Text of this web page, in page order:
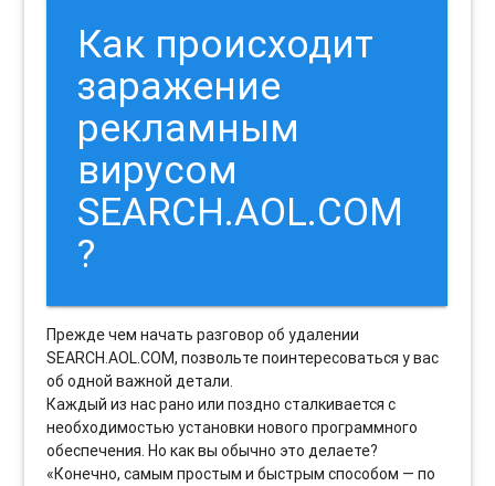
Как происходит
заражение
рекламным
вирусом
SEARCH.AOL.COM
?
Прежде чем начать разговор об удалении
SEARCH.AOL.COM, позвольте поинтересоваться у вас
об одной важной детали.
Каждый из нас рано или поздно сталкивается с
необходимостью установки нового программного
обеспечения. Но как вы обычно это делаете?
«Конечно, самым простым и быстрым способом — по